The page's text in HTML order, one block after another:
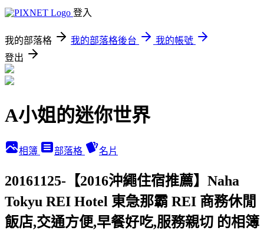
登入
我的部落格 我的部落格後台
我的帳號
登出
A小姐的迷你世界
相簿 部落格 名片
20161125-【2016沖繩住宿推薦】Naha
Tokyu REI Hotel 東急那霸 REI 商務休閒
飯店,交通方便,早餐好吃,服務親切 的相簿